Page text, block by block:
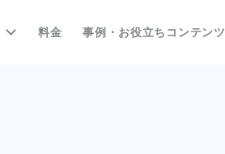
料金 事例・お役立ちコンテンツ